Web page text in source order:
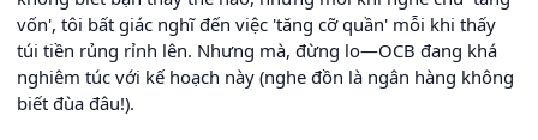
vốn', tôi bất giác nghĩ đến việc 'tăng cỡ quần' mỗi khi thấy
túi tiền rủng rỉnh lên. Nhưng mà, đừng lo—OCB đang khá
nghiêm túc với kế hoạch này (nghe đồn là ngân hàng không
biết đùa đâu!).